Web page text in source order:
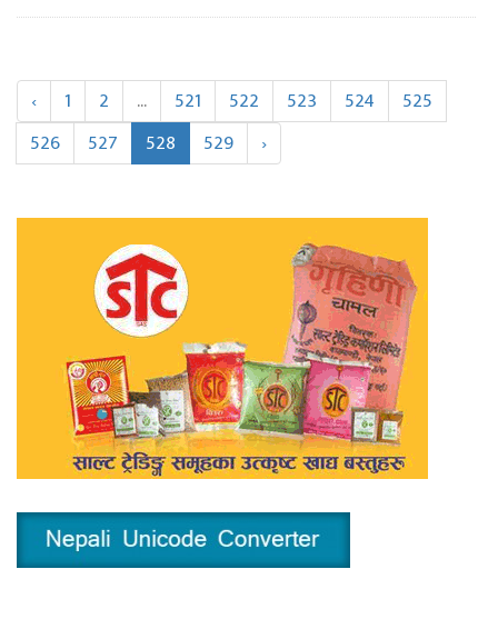
‹ 1 2 ... 521 522 523 524
525
526
527 528 529 ›